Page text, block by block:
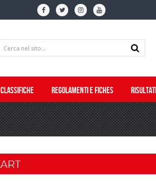
CLASSIFICHE REGOLAMENTI E FICHES RISULTATI